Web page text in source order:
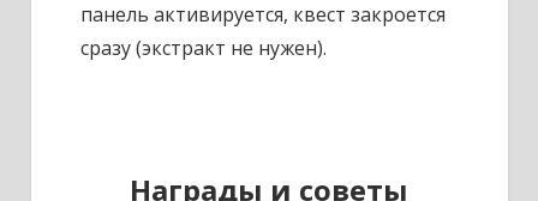
панель активируется, квест закроется
сразу (экстракт не нужен).​​
Награды и советы